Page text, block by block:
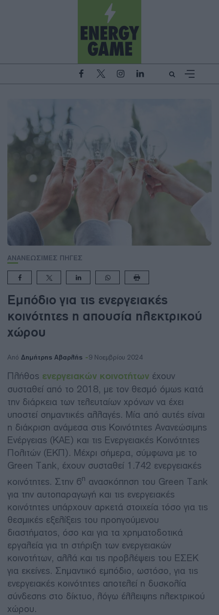
ΑΝΑΝΕΩΣΙΜΕΣ ΠΗΓΕΣ
Εμπόδιο για τις ενεργειακές
κοινότητες η απουσία ηλεκτρικού
χώρου
Από Δημήτρης Αβαρλής 9 Νοεμβρίου 2024
Πλήθος ενεργειακών κοινοτήτων έχουν
συσταθεί από το 2018, με τον θεσμό όμως κατά
την διάρκεια των τελευταίων χρόνων να έχει
υποστεί σημαντικές αλλαγές. Μία από αυτές είναι
η διάκριση ανάμεσα στις Κοινότητες Ανανεώσιμης
Ενέργειας (ΚΑΕ) και τις Ενεργειακές Κοινότητες
Πολιτών (ΕΚΠ). Μέχρι σήμερα, σύμφωνα με το
Green Tank, έχουν συσταθεί 1.742 ενεργειακές
κοινότητες. Στην 6η ανασκόπηση του Green Tank
για την αυτοπαραγωγή και τις ενεργειακές
κοινότητες υπάρχουν αρκετά στοιχεία τόσο για τις
θεσμικές εξελίξεις του προηγούμενου
διαστήματος, όσο και για τα χρηματοδοτικά
εργαλεία για τη στήριξη των ενεργειακών
κοινοτήτων, αλλά και τις προβλέψεις του ΕΣΕΚ
για εκείνες. Σημαντικό εμπόδιο, ωστόσο, για τις
ενεργειακές κοινότητες αποτελεί η δυσκολία
σύνδεσης στο δίκτυο, λόγω έλλειψης ηλεκτρικού
χώρου.